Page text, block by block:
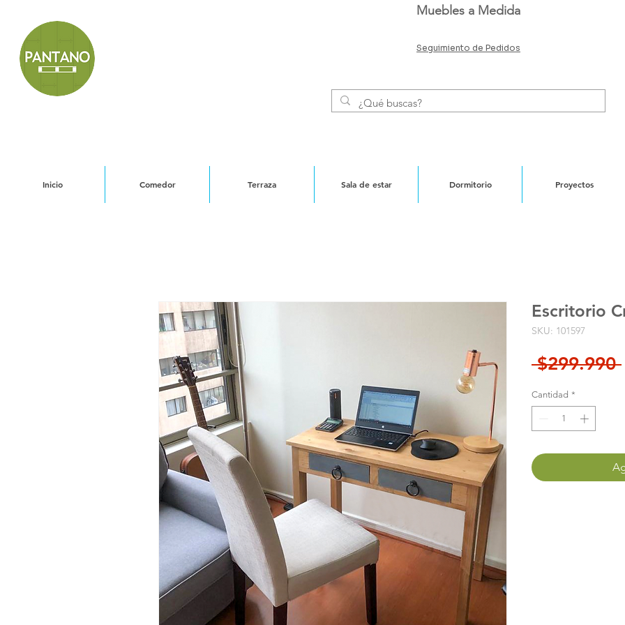
Muebles a Medida
Seguimiento de Pedidos
Inicio Comedor Terraza Sala de estar Dormitorio Proyectos
Escritorio
SKU: 101597
$299.990
Cantidad *